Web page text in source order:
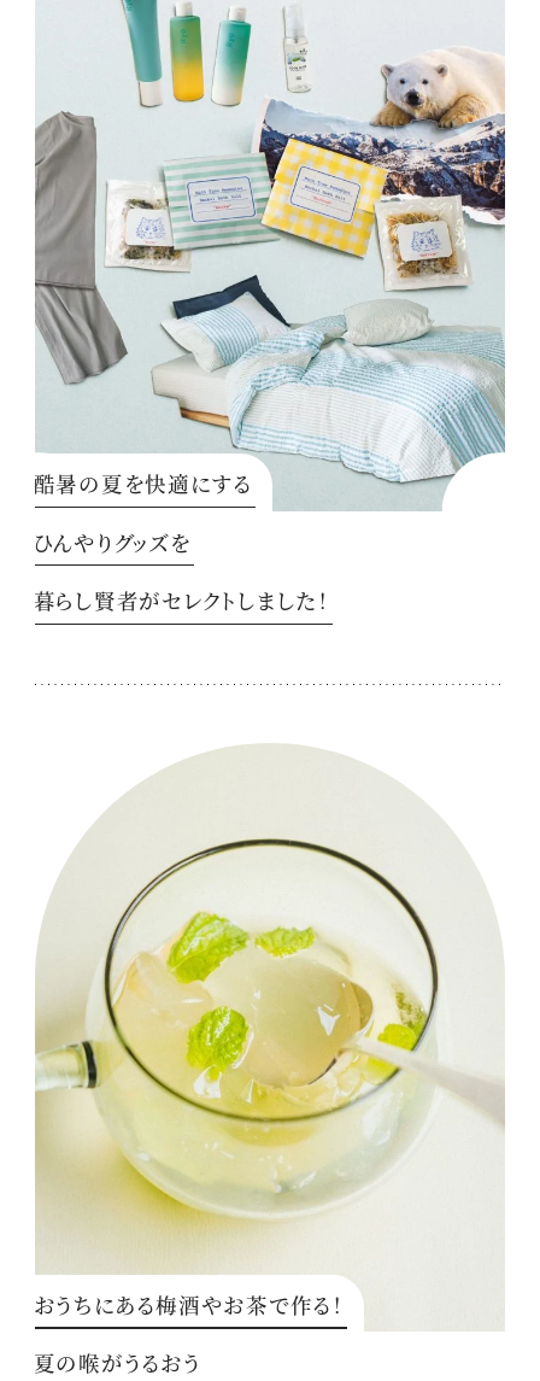
酷暑の夏を快適にする
ひんやりグッズを
暮らし賢者がセレクトしました！
おうちにある梅酒やお茶で作る！
夏の喉がうるおう